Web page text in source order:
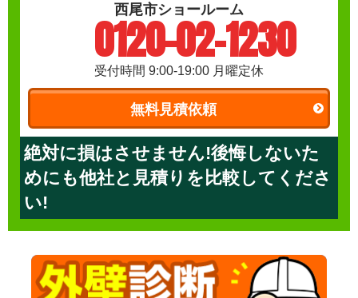
西尾市ショールーム
0120-02-1230
受付時間 9:00-19:00 月曜定休
無料見積依頼
絶対に損はさせません!後悔しないた
めにも他社と見積りを比較してくださ
い!